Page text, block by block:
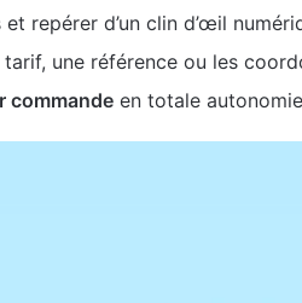
repérer d’un clin d’œil
tarif, une référence ou les
commande en totale